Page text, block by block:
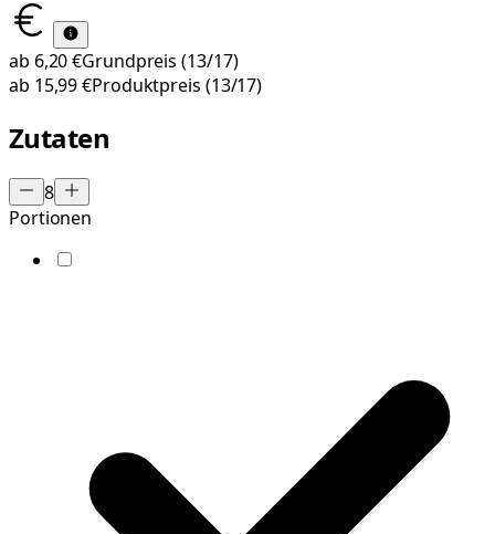
ab 6,20 €Grundpreis (13/17)
ab 15,99 €Produktpreis (13/17)
Zutaten
8
Portionen